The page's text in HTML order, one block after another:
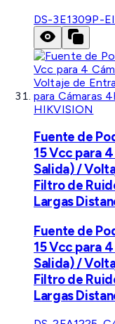
DS-3E1309P-
HIKVISION
Fuente de
15 Vcc para
Salida) /
Filtro de
Largas
Fuente de
15 Vcc para
Salida) /
Filtro de
Largas